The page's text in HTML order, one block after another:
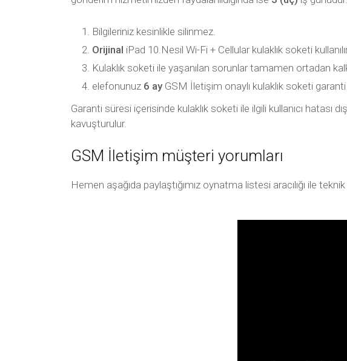
Bilgileriniz kesinlikle silinmez.
Orijinal iPad 10.Nesil Wi-Fi + Cellular kulaklık soketi
Kulaklık soketi ile yaşanılan sorunlar tamamen ortadan
elefonunuz 6 ayGSM İletişim onaylı kulaklık soketi
Garanti süresi içerisinde kulaklık soketi ile ilgili kullanıcı hatası
kavuşturulur.
GSM İletişim müşteri yorumları
Hemen aşağıda paylaştığımız oynatma listesi aracılığı ile